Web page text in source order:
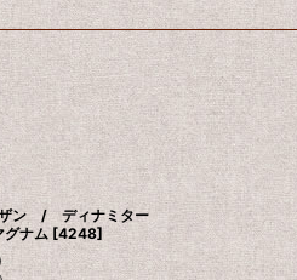
ザン / ディナミター
ナム [4248]